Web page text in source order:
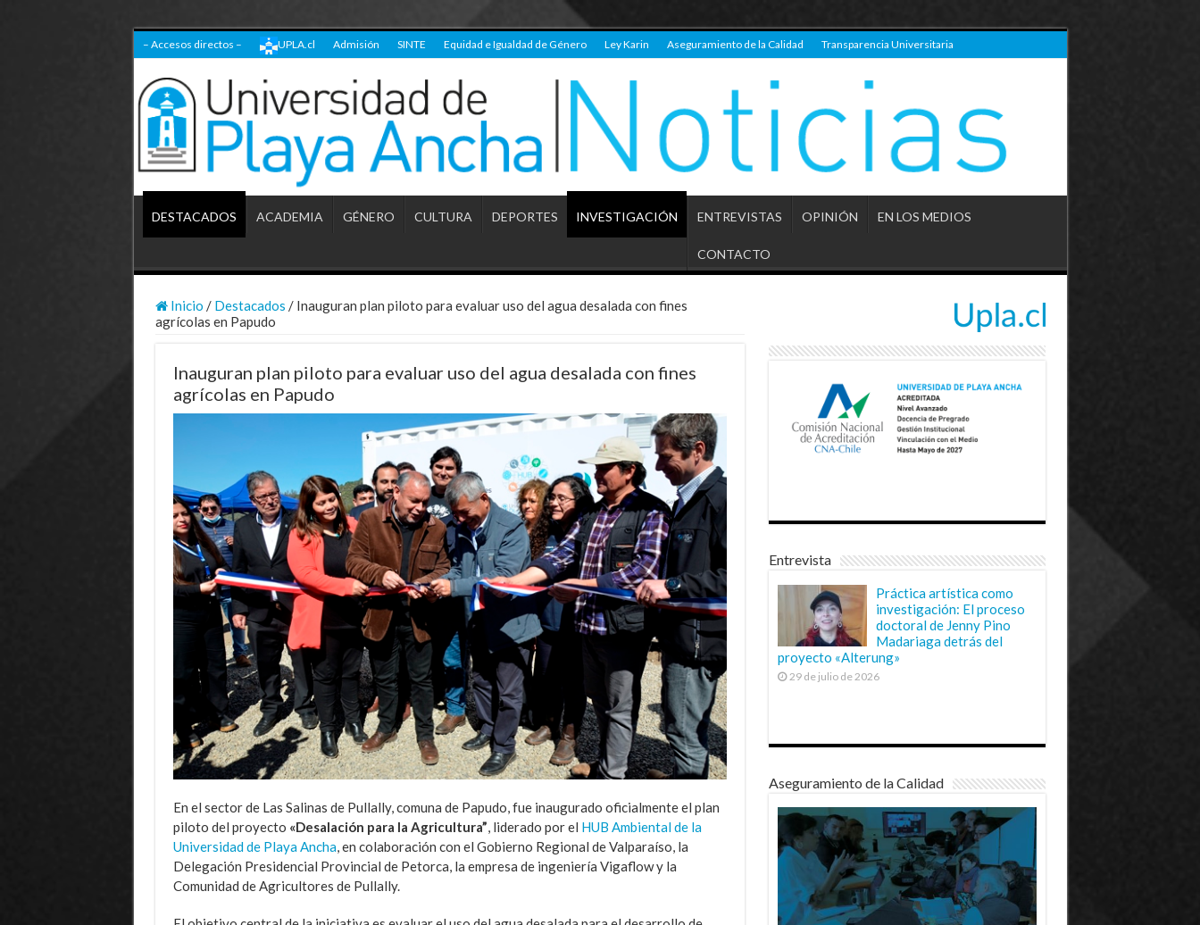
– Accesos directos – UPLA.cl Admisión SINTE Equidad e Igualdad de Género Ley Karin Aseguramiento de la Calidad Transparencia Universitaria
DESTACADOS ACADEMIA GÉNERO CULTURA DEPORTES INVESTIGACIÓN ENTREVISTAS OPINIÓN EN LOS MEDIOS
CONTACTO
Inicio / Destacados / Inauguran plan piloto para evaluar uso del agua desalada con fines
agrícolas en Papudo
Inauguran plan piloto para evaluar uso del agua desalada con fines
agrícolas en Papudo
En el sector de Las Salinas de Pullally, comuna de Papudo, fue inaugurado oficialmente el plan
piloto del proyecto «Desalación para la Agricultura”, liderado por el HUB Ambiental de la
Universidad de Playa Ancha, en colaboración con el Gobierno Regional de Valparaíso, la
Delegación Presidencial Provincial de Petorca, la empresa de ingeniería Vigaflow y la
Comunidad de Agricultores de Pullally.
Entrevista
Práctica artística como
investigación: El proceso
doctoral de Jenny Pino
Madariaga detrás del
proyecto «Alterung»
29 de julio de 2026
Aseguramiento de la Calidad